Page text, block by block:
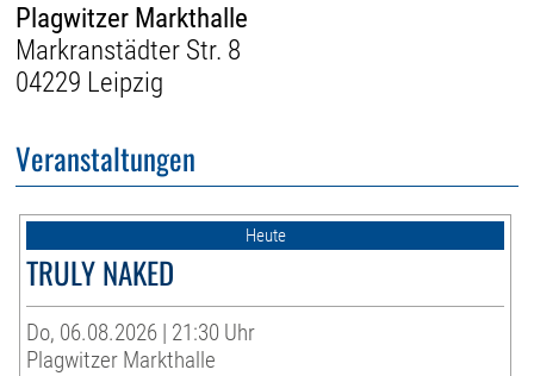
Plagwitzer Markthalle
Markranstädter Str. 8
04229 Leipzig
Veranstaltungen
Heute
TRULY NAKED
Do, 06.08.2026 | 21:30 Uhr
Plagwitzer Markthalle